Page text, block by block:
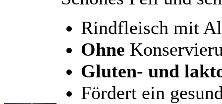
Rindfleisch mit
Ohne
Gluten- und
Fördert ein